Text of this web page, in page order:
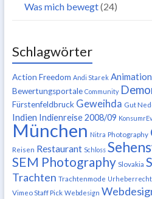
Was mich bewegt(24)
Schlagwörter
Action Freedom Andi Starek Animation
Bewertungsportale Community
Fürstenfeldbruck Geweihda Gut
Indien Indienreise 2008/09
München Nitra Photography
Reisen Restaurant Schloss
SEM Photography Slovakia
Trachten Trachtenmode Urheberrecht
Vimeo Staff Pick Webdesign